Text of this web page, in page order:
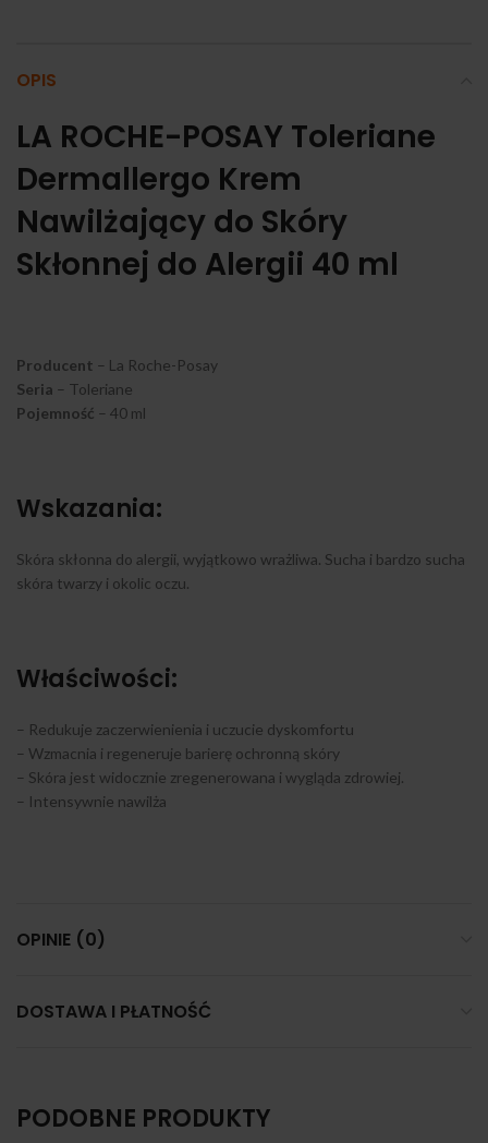
OPIS
LA ROCHE-POSAY Toleriane
Dermallergo Krem
Nawilżający do Skóry
Skłonnej do Alergii 40 ml
Producent – La Roche-Posay
Seria – Toleriane
Pojemność – 40 ml
Wskazania:
Skóra skłonna do alergii, wyjątkowo wrażliwa. Sucha i bardzo sucha
skóra twarzy i okolic oczu.
Właściwości:
– Redukuje zaczerwienienia i uczucie dyskomfortu
– Wzmacnia i regeneruje barierę ochronną skóry
– Skóra jest widocznie zregenerowana i wygląda zdrowiej.
– Intensywnie nawilża
OPINIE (0)
DOSTAWA I PŁATNOŚĆ
PODOBNE PRODUKTY